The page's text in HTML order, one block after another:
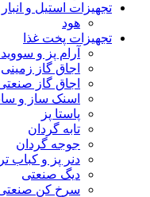
تجهیزات استیل و انبار
هود
تجهیزات پخت غذا
آرام پز و
اجاق گاز زمینی
اجاق گاز
اسنک ساز و
پاستا پز
تابه گردان
جوجه گردان
دنر پز و کباب
دیگ صنعتی
سرخ کن